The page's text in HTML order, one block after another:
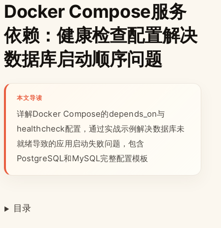
Docker Compose服务
依赖：健康检查配置解决
数据库启动顺序问题
本文导读
详解Docker Compose的depends_on与
healthcheck配置，通过实战示例解决数据库未
就绪导致的应用启动失败问题，包含
PostgreSQL和MySQL完整配置模板
目录